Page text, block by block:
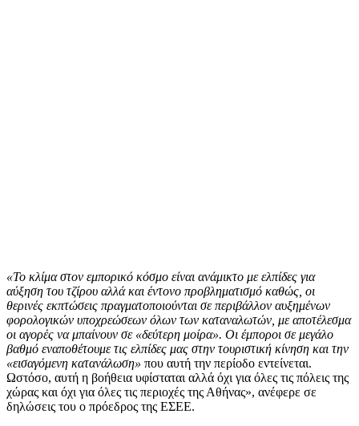
«Το κλίμα στον εμπορικό κόσμο είναι ανάμικτο με ελπίδες για
αύξηση του τζίρου αλλά και έντονο προβληματισμό καθώς, οι
θερινές εκπτώσεις πραγματοποιούνται σε περιβάλλον αυξημένων
φορολογικών υποχρεώσεων όλων των καταναλωτών, με αποτέλεσμα
οι αγορές να μπαίνουν σε «δεύτερη μοίρα». Οι έμποροι σε μεγάλο
βαθμό εναποθέτουμε τις ελπίδες μας στην τουριστική κίνηση και την
«εισαγόμενη κατανάλωση» που αυτή την περίοδο εντείνεται.
Ωστόσο, αυτή η βοήθεια υφίσταται αλλά όχι για όλες τις πόλεις της
χώρας και όχι για όλες τις περιοχές της Αθήνας», ανέφερε σε
δηλώσεις του ο πρόεδρος της ΕΣΕΕ.